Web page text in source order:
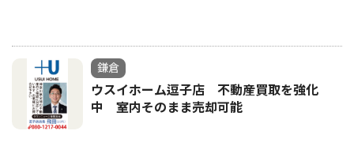
鎌倉
ウスイホーム逗子店 不動産買取を強化
中 室内そのまま売却可能